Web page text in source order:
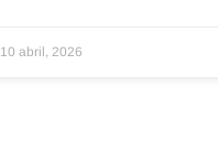
10 abril, 2026